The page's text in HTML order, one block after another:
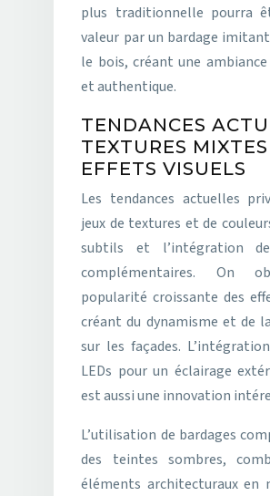
plus traditionnelle pourra
valeur par un bardage
le bois, créant une ambiance
et authentique.
TENDANCES
TEXTURES
EFFETS VISUELS
Les tendances actuelles
jeux de textures et de
subtils et l’intégration
complémentaires. On
popularité croissante des
créant du dynamisme et de
sur les façades.
LEDs pour un éclairage
est aussi une innovation
L’utilisation de bardages
des teintes sombres,
éléments architecturaux en